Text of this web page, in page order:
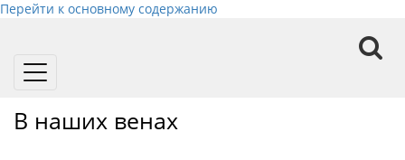
Перейти к основному содержанию
Toggle
В наших венах